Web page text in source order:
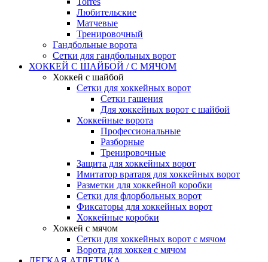
Любительские
Матчевые
Тренировочный
Гандбольные ворота
Сетки для гандбольных ворот
ХОККЕЙ С ШАЙБОЙ / С МЯЧОМ
Хоккей с шайбой
Сетки для хоккейных ворот
Сетки гашения
Для хоккейных ворот с шайбой
Хоккейные ворота
Профессиональные
Разборные
Тренировочные
Защита для хоккейных ворот
Имитатор вратаря для хоккейных ворот
Разметки для хоккейной коробки
Сетки для флорбольных ворот
Фиксаторы для хоккейных ворот
Хоккейные коробки
Хоккей с мячом
Сетки для хоккейных ворот с мячом
Ворота для хоккея с мячом